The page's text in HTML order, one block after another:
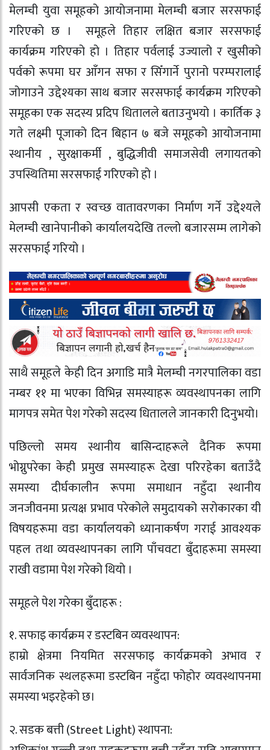
मेलम्ची युवा समूहको आयोजनामा मेलम्ची बजार सरसफाई
गरिएको छ । समूहले तिहार लक्षित बजार सरसफाई
कार्यक्रम गरिएको हो । तिहार पर्वलाई उज्यालो र खुसीको
पर्वको रूपमा घर आँगन सफा र सिँगार्ने पुरानो परम्परालाई
जोगाउने उद्देश्यका साथ बजार सरसफाई कार्यक्रम गरिएको
समूहका एक सदस्य प्रदिप धितालले बताउनुभयो । कार्तिक ३
गते लक्ष्मी पूजाको दिन बिहान ७ बजे समूहको आयोजनामा
स्थानीय , सुरक्षाकर्मी , बुद्धिजीवी समाजसेवी लगायतको
उपस्थितिमा सरसफाई गरिएको हो ।
आपसी एकता र स्वच्छ वातावरणका निर्माण गर्ने उद्देश्यले
मेलम्ची खानेपानीको कार्यालयदेखि तल्लो बजारसम्म लागेको
सरसफाई गरियो ।
साथै समूहले केही दिन अगाडि मात्रै मेलम्ची नगरपालिका वडा
नम्बर ११ मा भएका विभिन्न समस्याहरू व्यवस्थापनका लागि
मागपत्र समेत पेश गरेको सदस्य धितालले जानकारी दिनुभयो।
पछिल्लो समय स्थानीय बासिन्दाहरूले दैनिक रूपमा
भोग्नुपरेका केही प्रमुख समस्याहरू देखा परिरहेका बताउँदै
समस्या दीर्घकालीन रूपमा समाधान नहुँदा स्थानीय
जनजीवनमा प्रत्यक्ष प्रभाव परेकोले समुदायको सरोकारका यी
विषयहरूमा वडा कार्यालयको ध्यानाकर्षण गराई आवश्यक
पहल तथा व्यवस्थापनका लागि पाँचवटा बुँदाहरूमा समस्या
राखी वडामा पेश गरेको थियो ।
समूहले पेश गरेका बुँदाहरू :
१. सफाइ कार्यक्रम र डस्टबिन व्यवस्थापन:
हाम्रो क्षेत्रमा नियमित सरसफाइ कार्यक्रमको अभाव र
सार्वजनिक स्थलहरूमा डस्टबिन नहुँदा फोहोर व्यवस्थापनमा
समस्या भइरहेको छ।
२. सडक बत्ती (Street Light) स्थापना: